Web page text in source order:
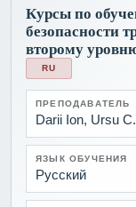
Курсы по
безопасности
второму
RU
ПРЕПОДАВАТЕЛЬ
Darii Ion, Ursu C.
ЯЗЫК ОБУЧЕНИЯ
Русский